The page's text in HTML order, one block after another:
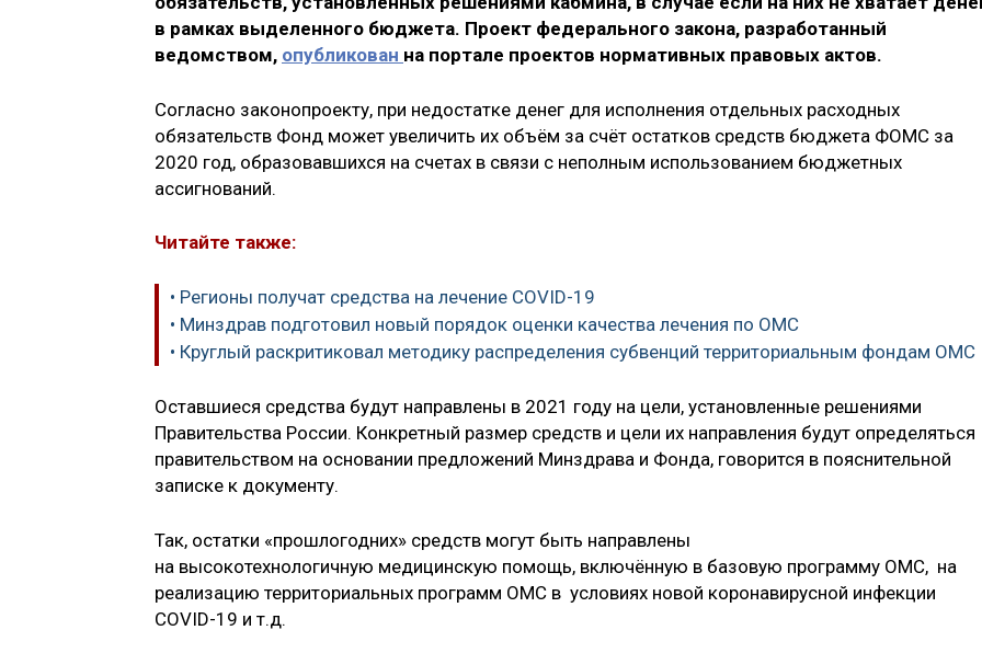
в рамках выделенного бюджета. Проект федерального закона, разработанный
ведомством, опубликован на портале проектов нормативных правовых актов.
Согласно законопроекту, при недостатке денег для исполнения отдельных расходных
обязательств Фонд может увеличить их объём за счёт остатков средств бюджета ФОМС за
2020 год, образовавшихся на счетах в связи с неполным использованием бюджетных
ассигнований.
Читайте также:
• Регионы получат средства на лечение COVID-19
• Минздрав подготовил новый порядок оценки качества лечения по ОМС
• Круглый раскритиковал методику распределения субвенций территориальным фондам ОМС
Оставшиеся средства будут направлены в 2021 году на цели, установленные решениями
Правительства России. Конкретный размер средств и цели их направления будут определяться
правительством на основании предложений Минздрава и Фонда, говорится в пояснительной
записке к документу.
Так, остатки «прошлогодних» средств могут быть направлены
на высокотехнологичную медицинскую помощь, включённую в базовую программу ОМС, на
реализацию территориальных программ ОМС в условиях новой коронавирусной инфекции
COVID-19 и т.д.